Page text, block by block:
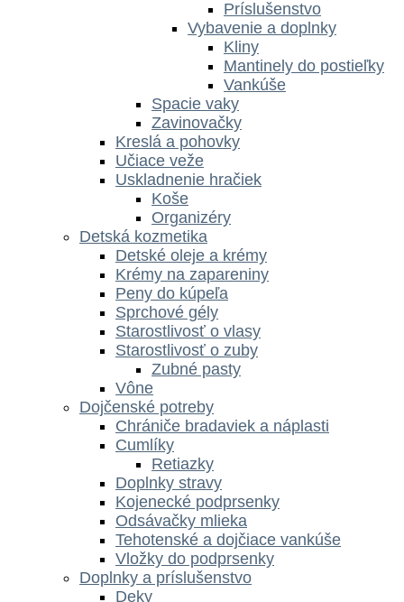
Príslušenstvo
Vybavenie a doplnky
Kliny
Mantinely do postieľky
Vankúše
Spacie vaky
Zavinovačky
Kreslá a pohovky
Učiace veže
Uskladnenie hračiek
Koše
Organizéry
Detská kozmetika
Detské oleje a krémy
Krémy na zapareniny
Peny do kúpeľa
Sprchové gély
Starostlivosť o vlasy
Starostlivosť o zuby
Zubné pasty
Vône
Dojčenské potreby
Chrániče bradaviek a náplasti
Cumlíky
Retiazky
Doplnky stravy
Kojenecké podprsenky
Odsávačky mlieka
Tehotenské a dojčiace vankúše
Vložky do podprsenky
Doplnky a príslušenstvo
Deky